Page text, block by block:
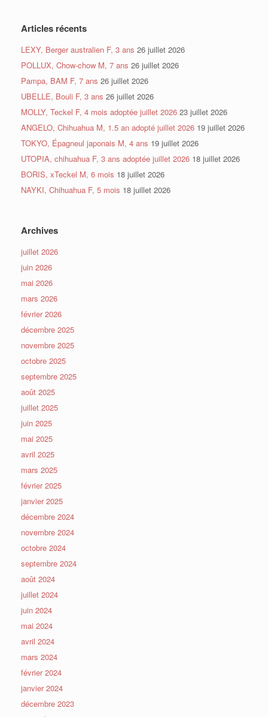
Articles récents
LEXY, Berger australien F, 3 ans 26 juillet 2026
POLLUX, Chow-chow M, 7 ans 26 juillet 2026
Pampa, BAM F, 7 ans 26 juillet 2026
UBELLE, Bouli F, 3 ans 26 juillet 2026
MOLLY, Teckel F, 4 mois adoptée juillet 2026 23 juillet 2026
ANGELO, Chihuahua M, 1.5 an adopté juillet 2026 19 juillet 2026
TOKYO, Épagneul japonais M, 4 ans 19 juillet 2026
UTOPIA, chihuahua F, 3 ans adoptée juillet 2026 18 juillet 2026
BORIS, xTeckel M, 6 mois 18 juillet 2026
NAYKI, Chihuahua F, 5 mois 18 juillet 2026
Archives
juillet 2026
juin 2026
mai 2026
mars 2026
février 2026
décembre 2025
novembre 2025
octobre 2025
septembre 2025
août 2025
juillet 2025
juin 2025
mai 2025
avril 2025
mars 2025
février 2025
janvier 2025
décembre 2024
novembre 2024
octobre 2024
septembre 2024
août 2024
juillet 2024
juin 2024
mai 2024
avril 2024
mars 2024
février 2024
janvier 2024
décembre 2023